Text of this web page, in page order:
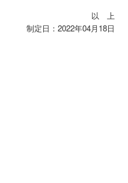
以 上
制定日：2022年04月18日